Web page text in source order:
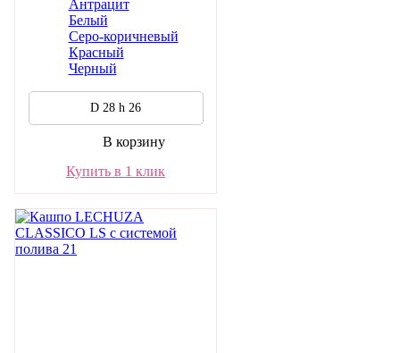
Антрацит
Белый
Серо-коричневый
Красный
Черный
D 28 h 26
В корзину
Купить в 1 клик